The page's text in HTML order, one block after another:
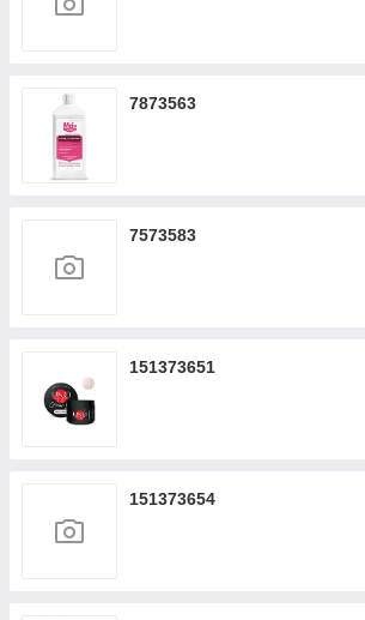
7873563
7573583
151373651
151373654